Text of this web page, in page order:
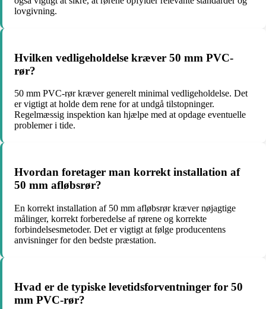
lovgivning.
Hvilken vedligeholdelse kræver 50 mm PVC-
rør?
50 mm PVC-rør kræver generelt minimal vedligeholdelse. Det
er vigtigt at holde dem rene for at undgå tilstopninger.
Regelmæssig inspektion kan hjælpe med at opdage eventuelle
problemer i tide.
Hvordan foretager man korrekt installation af
50 mm afløbsrør?
En korrekt installation af 50 mm afløbsrør kræver nøjagtige
målinger, korrekt forberedelse af rørene og korrekte
forbindelsesmetoder. Det er vigtigt at følge producentens
anvisninger for den bedste præstation.
Hvad er de typiske levetidsforventninger for 50
mm PVC-rør?